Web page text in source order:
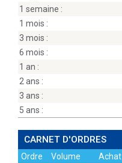
1 semaine :
1 mois :
3 mois :
6 mois :
1 an :
2 ans :
3 ans :
5 ans :
CARNET D'ORDRES
Ordre Volume
Achat